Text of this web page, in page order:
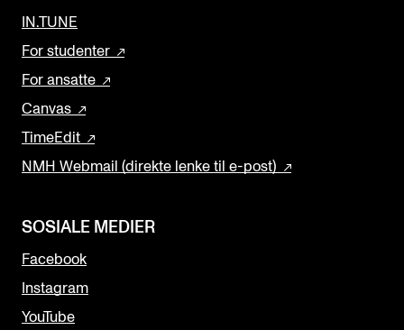
IN.TUNE
For studenter
For ansatte
Canvas
TimeEdit
NMH Webmail (direkte lenke til e-post)
SOSIALE MEDIER
Facebook
Instagram
YouTube